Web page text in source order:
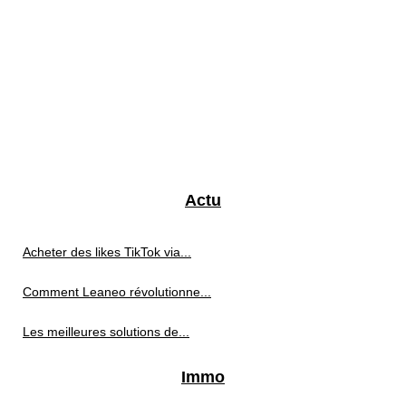
Actu
Acheter des likes TikTok via...
Comment Leaneo révolutionne...
Les meilleures solutions de...
Immo